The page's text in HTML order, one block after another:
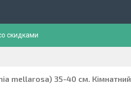
скидками
mellarosa) 35-40 см. Кімнатний